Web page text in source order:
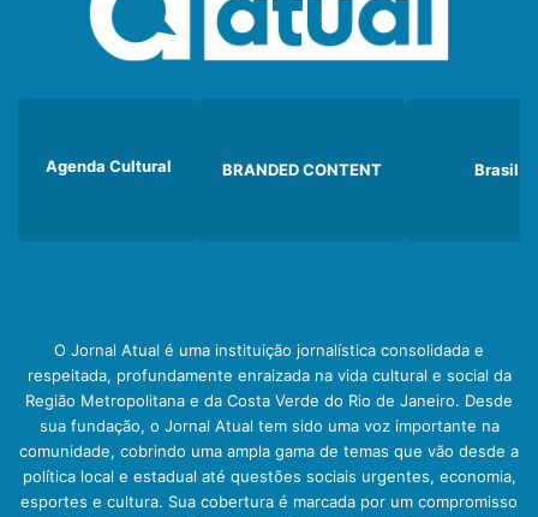
Agenda Cultural BRANDED CONTENT Brasil
O Jornal Atual é uma instituição jornalística consolidada e
respeitada, profundamente enraizada na vida cultural e social da
Região Metropolitana e da Costa Verde do Rio de Janeiro. Desde
sua fundação, o Jornal Atual tem sido uma voz importante na
comunidade, cobrindo uma ampla gama de temas que vão desde a
política local e estadual até questões sociais urgentes, economia,
esportes e cultura. Sua cobertura é marcada por um compromisso